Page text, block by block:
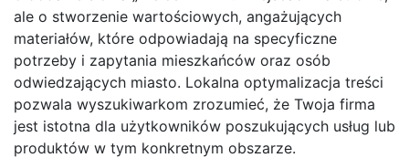
ale o stworzenie wartościowych, angażujących
materiałów, które odpowiadają na specyficzne
potrzeby i zapytania mieszkańców oraz osób
odwiedzających miasto. Lokalna optymalizacja treści
pozwala wyszukiwarkom zrozumieć, że Twoja firma
jest istotna dla użytkowników poszukujących usług lub
produktów w tym konkretnym obszarze.